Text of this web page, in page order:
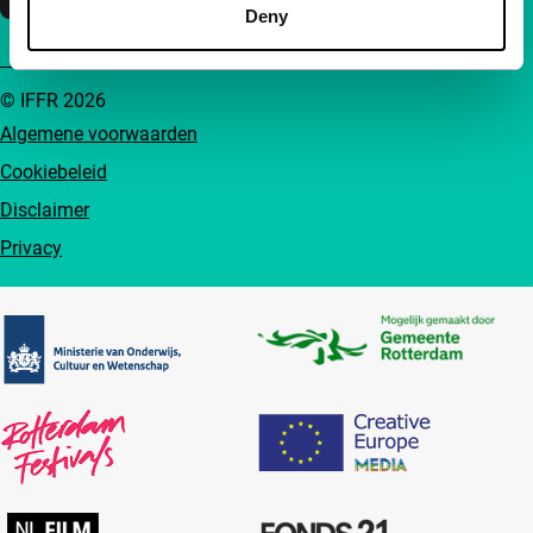
Deny
Algemene voorwaarden
Cookiebeleid
Disclaimer
Privacy
© IFFR 2026